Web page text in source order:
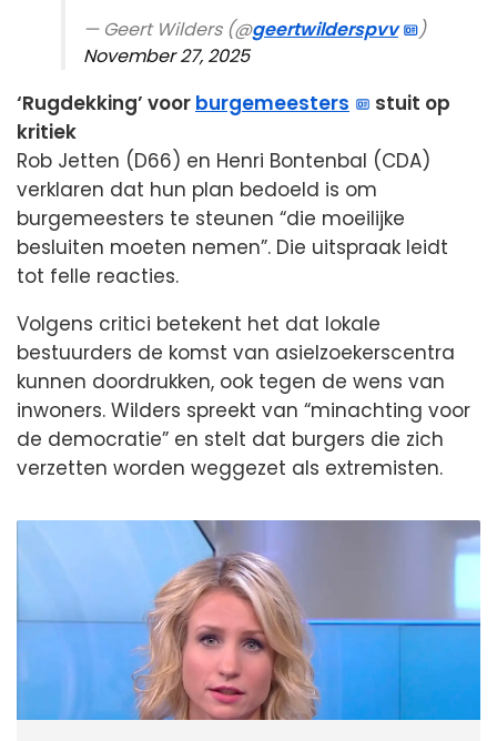
— Geert Wilders (@geertwilderspvv
)
November 27, 2025
‘Rugdekking’ voor burgemeesters
stuit op
kritiek
Rob Jetten (D66) en Henri Bontenbal (CDA)
verklaren dat hun plan bedoeld is om
burgemeesters te steunen “die moeilijke
besluiten moeten nemen”. Die uitspraak leidt
tot felle reacties.
Volgens critici betekent het dat lokale
bestuurders de komst van asielzoekerscentra
kunnen doordrukken, ook tegen de wens van
inwoners. Wilders spreekt van “minachting voor
de democratie” en stelt dat burgers die zich
verzetten worden weggezet als extremisten.